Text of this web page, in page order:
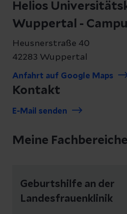
Helios
Wuppertal -
Heusnerstraße 40
42283 Wuppertal
Anfahrt auf Google Maps
Kontakt
E-Mail senden
Meine Fachbereiche
Geburtshilfe an der
Landesfrauenklinik